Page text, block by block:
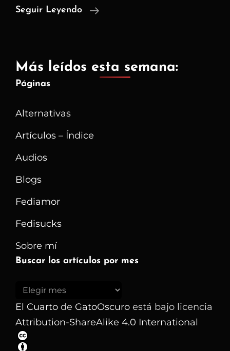
Seguir Leyendo
Así
Control
Más leídos esta semana:
Páginas
Alternativas
Artículos – Índice
Audios
Blogs
Fediamor
Fedisucks
Sobre mí
Buscar los artículos por mes
Buscar
los
artículos
por
El Cuarto de GatoOscuro está bajo licencia
Attribution-ShareAlike 4.0 International